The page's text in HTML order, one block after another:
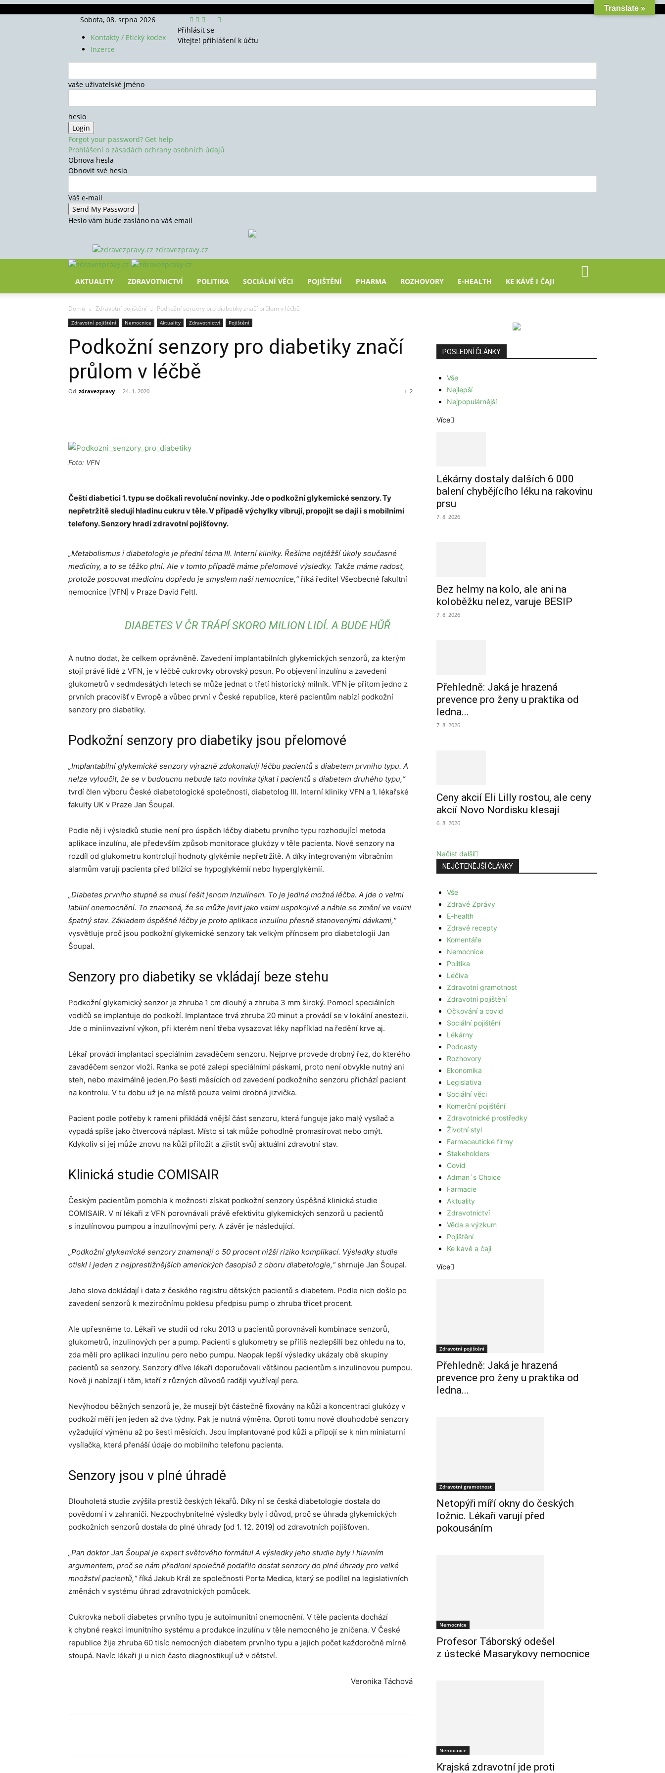
Sobota, 08. srpna 2026
Kontakty / Etický kodex
Inzerce
Přihlásit se
Vítejte! přihlášení k účtu
vaše uživatelské jméno
heslo
Forgot your password? Get help
Prohlášení o zásadách ochrany osobních údajů
Obnova hesla
Obnovit své heslo
Váš e-mail
Heslo vám bude zasláno na váš email
zdravezpravy.cz
AKTUALITY ZDRAVOTNICTVÍ POLITIKA SOCIÁLNÍ VĚCI POJIŠTĚNÍ PHARMA ROZHOVORY E-HEALTH KE KÁVĚ I ČAJI
Domů Zdravotní pojištění Podkožní senzory pro diabetiky značí průlom v léčbě
Zdravotní pojištění Nemocnice Aktuality Zdravotnictví Pojištění
Podkožní senzory pro diabetiky značí
průlom v léčbě
Od zdravezpravy - 24. 1. 2020 2
Foto: VFN
Čeští diabetici 1. typu se dočkali revoluční novinky. Jde o podkožní glykemické senzory. Ty
nepřetržitě sledují hladinu cukru v těle. V případě výchylky vibrují, propojit se dají i s mobilními
telefony. Senzory hradí zdravotní pojišťovny.
„Metabolismus i diabetologie je přední téma III. Interní kliniky. Řešíme nejtěžší úkoly současné
medicíny, a to se těžko plní. Ale v tomto případě máme přelomové výsledky. Takže máme radost,
protože posouvat medicínu dopředu je smyslem naší nemocnice,“ říká ředitel Všeobecné fakultní
nemocnice [VFN] v Praze David Feltl.
DIABETES V ČR TRÁPÍ SKORO MILION LIDÍ. A BUDE HŮŘ
A nutno dodat, že celkem oprávněně. Zavedení implantabilních glykemických senzorů, za kterým
stojí právě lidé z VFN, je v léčbě cukrovky obrovský posun. Po objevení inzulínu a zavedení
glukometrů v sedmdesátých letech se může jednat o třetí historický milník. VFN je přitom jedno z
prvních pracovišť v Evropě a vůbec první v České republice, které pacientům nabízí podkožní
senzory pro diabetiky.
Podkožní senzory pro diabetiky jsou přelomové
„Implantabilní glykemické senzory výrazně zdokonalují léčbu pacientů s diabetem prvního typu. A
nelze vyloučit, že se v budoucnu nebude tato novinka týkat i pacientů s diabetem druhého typu,“
tvrdí člen výboru České diabetologické společnosti, diabetolog III. Interní kliniky VFN a 1. lékařské
fakulty UK v Praze Jan Šoupal.
Podle něj i výsledků studie není pro úspěch léčby diabetu prvního typu rozhodující metoda
aplikace inzulínu, ale především způsob monitorace glukózy v těle pacienta. Nové senzory na
rozdíl od glukometru kontrolují hodnoty glykémie nepřetržitě. A díky integrovaným vibračním
alarmům varují pacienta před blížící se hypoglykémií nebo hyperglykémií.
„Diabetes prvního stupně se musí řešit jenom inzulínem. To je jediná možná léčba. A jde o velmi
labilní onemocnění. To znamená, že se může jevit jako velmi uspokojivé a náhle se změní ve velmi
špatný stav. Základem úspěšné léčby je proto aplikace inzulínu přesně stanovenými dávkami,“
vysvětluje proč jsou podkožní glykemické senzory tak velkým přínosem pro diabetologii Jan
Šoupal.
Senzory pro diabetiky se vkládají beze stehu
Podkožní glykemický senzor je zhruba 1 cm dlouhý a zhruba 3 mm široký. Pomocí speciálních
vodičů se implantuje do podkoží. Implantace trvá zhruba 20 minut a provádí se v lokální anestezii.
Jde o miniinvazivní výkon, při kterém není třeba vysazovat léky například na ředění krve aj.
Lékař provádí implantaci speciálním zavaděčem senzoru. Nejprve provede drobný řez, do kterého
zavaděčem senzor vloží. Ranka se poté zalepí speciálními páskami, proto není obvykle nutný ani
steh, nebo maximálně jeden.Po šesti měsících od zavedení podkožního senzoru přichází pacient
na kontrolu. V tu dobu už je na místě pouze velmi drobná jizvička.
Pacient podle potřeby k rameni přikládá vnější část senzoru, která funguje jako malý vysílač a
vypadá spíše jako čtvercová náplast. Místo si tak může pohodlně promasírovat nebo omýt.
Kdykoliv si jej může znovu na kůži přiložit a zjistit svůj aktuální zdravotní stav.
Klinická studie COMISAIR
Českým pacientům pomohla k možnosti získat podkožní senzory úspěšná klinická studie
COMISAIR. V ní lékaři z VFN porovnávali právě efektivitu glykemických senzorů u pacientů
s inzulínovou pumpou a inzulínovými pery. A závěr je následující.
„Podkožní glykemické senzory znamenají o 50 procent nižší riziko komplikací. Výsledky studie
otiskl i jeden z nejprestižnějších amerických časopisů z oboru diabetologie,“ shrnuje Jan Šoupal.
Jeho slova dokládají i data z českého registru dětských pacientů s diabetem. Podle nich došlo po
zavedení senzorů k meziročnímu poklesu předpisu pump o zhruba třicet procent.
Ale upřesněme to. Lékaři ve studii od roku 2013 u pacientů porovnávali kombinace senzorů,
glukometrů, inzulinových per a pump. Pacienti s glukometry se příliš nezlepšili bez ohledu na to,
zda měli pro aplikaci inzulinu pero nebo pumpu. Naopak lepší výsledky ukázaly obě skupiny
pacientů se senzory. Senzory dříve lékaři doporučovali většinou pacientům s inzulinovou pumpou.
Nově ji nabízejí i těm, kteří z různých důvodů raději využívají pera.
Nevýhodou běžných senzorů je, že musejí být částečně fixovány na kůži a koncentraci glukózy v
podkoží měří jen jeden až dva týdny. Pak je nutná výměna. Oproti tomu nové dlouhodobé senzory
vyžadující výměnu až po šesti měsících. Jsou implantované pod kůži a připojí se k nim miniaturní
vysílačka, která přenáší údaje do mobilního telefonu pacienta.
Senzory jsou v plné úhradě
Dlouholetá studie zvýšila prestiž českých lékařů. Díky ní se česká diabetologie dostala do
povědomí i v zahraničí. Nezpochybnitelné výsledky byly i důvod, proč se úhrada glykemických
podkožních senzorů dostala do plné úhrady [od 1. 12. 2019] od zdravotních pojišťoven.
„Pan doktor Jan Šoupal je expert světového formátu! A výsledky jeho studie byly i hlavním
argumentem, proč se nám předloni společně podařilo dostat senzory do plné úhrady pro velké
množství pacientů,“říká Jakub Král ze společnosti Porta Medica, který se podílel na legislativních
změnách v systému úhrad zdravotnických pomůcek.
Cukrovka neboli diabetes prvního typu je autoimunitní onemocnění. V těle pacienta dochází
k chybné reakci imunitního systému a produkce inzulínu v těle nemocného je zničena. V České
republice žije zhruba 60 tisíc nemocných diabetem prvního typu a jejich počet každoročně mírně
stoupá. Navíc lékaři ji u nich často diagnostikují už v dětství.
Veronika Táchová
POSLEDNÍ ČLÁNKY
Vše
Nejlepší
Nejpopulárnější
Více
Lékárny dostaly dalších 6 000
balení chybějícího léku na rakovinu
prsu
7. 8. 2026
Bez helmy na kolo, ale ani na
koloběžku nelez, varuje BESIP
7. 8. 2026
Přehledně: Jaká je hrazená
prevence pro ženy u praktika od
ledna...
7. 8. 2026
Ceny akcií Eli Lilly rostou, ale ceny
akcií Novo Nordisku klesají
6. 8. 2026
Načíst další
NEJČTENĚJŠÍ ČLÁNKY
Vše
Zdravé Zprávy
E-health
Zdravé recepty
Komentáře
Nemocnice
Politika
Léčiva
Zdravotní gramotnost
Zdravotní pojištění
Očkování a covid
Sociální pojištění
Lékárny
Podcasty
Rozhovory
Ekonomika
Legislativa
Sociální věci
Komerční pojištění
Zdravotnické prostředky
Životní styl
Farmaceutické firmy
Stakeholders
Covid
Adman´s Choice
Farmacie
Aktuality
Zdravotnictví
Věda a výzkum
Pojištění
Ke kávě a čaji
Více
Zdravotní pojištění
Přehledně: Jaká je hrazená
prevence pro ženy u praktika od
ledna...
Zdravotní gramotnost
Netopýři míří okny do českých
ložnic. Lékaři varují před
pokousáním
Nemocnice
Profesor Táborský odešel
z ústecké Masarykovy nemocnice
Nemocnice
Krajská zdravotní jde proti
Translate »